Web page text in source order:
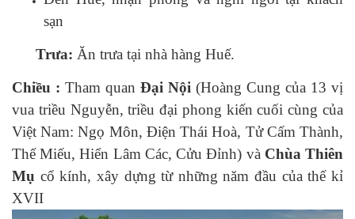
sạn
Trưa: Ăn trưa tại nhà hàng Huế.
Chiều : Tham quan Đại Nội (Hoàng Cung của 13 vị
vua triều Nguyễn, triều đại phong kiến cuối cùng của
Việt Nam: Ngọ Môn, Điện Thái Hoà, Tử Cấm Thành,
Thế Miếu, Hiển Lâm Các, Cửu Đỉnh) và Chùa Thiên
Mụ cổ kính, xây dựng từ những năm đầu của thế kỉ
XVII